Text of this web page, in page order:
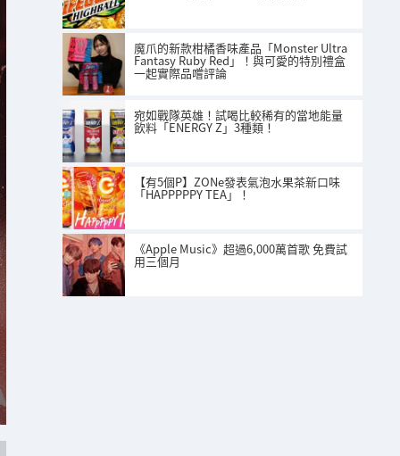
魔爪的新款柑橘香味產品「Monster Ultra
Fantasy Ruby Red」！與可愛的特別禮盒
一起實際品嚐評論
宛如戰隊英雄！試喝比較稀有的當地能量
飲料「ENERGY Z」3種類！
【有5個P】ZONe發表氣泡水果茶新口味
「HAPPPPPY TEA」！
《Apple Music》超過6,000萬首歌 免費試
用三個月